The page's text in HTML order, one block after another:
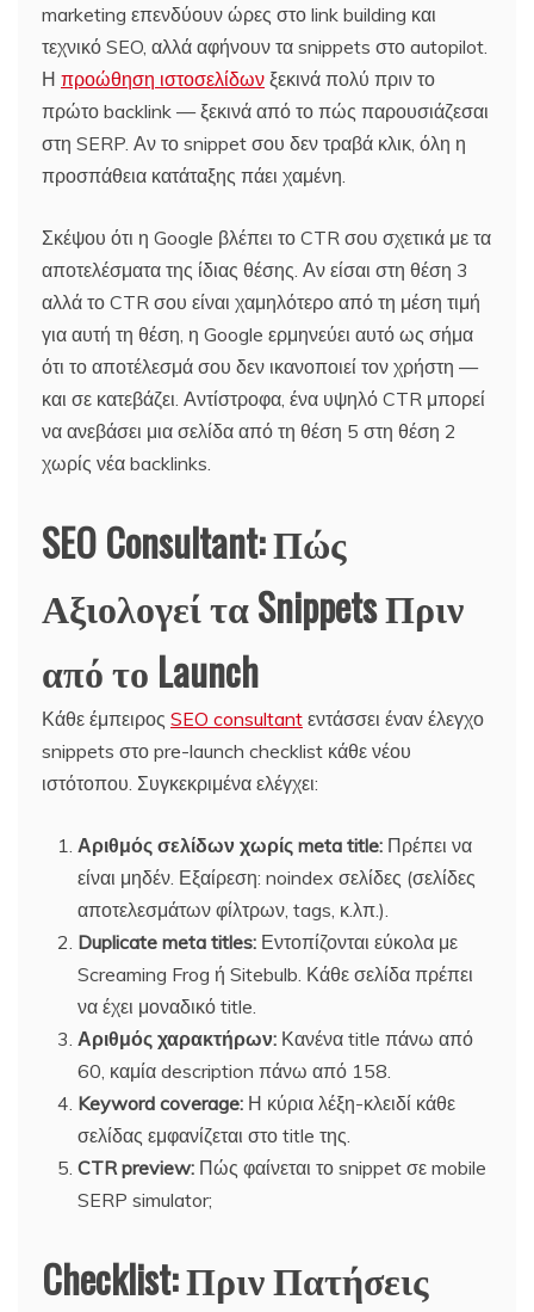
marketing επενδύουν ώρες στο link building και
τεχνικό SEO, αλλά αφήνουν τα snippets στο autopilot.
Η προώθηση ιστοσελίδων ξεκινά πολύ πριν το
πρώτο backlink — ξεκινά από το πώς παρουσιάζεσαι
στη SERP. Αν το snippet σου δεν τραβά κλικ, όλη η
προσπάθεια κατάταξης πάει χαμένη.
Σκέψου ότι η Google βλέπει το CTR σου σχετικά με τα
αποτελέσματα της ίδιας θέσης. Αν είσαι στη θέση 3
αλλά το CTR σου είναι χαμηλότερο από τη μέση τιμή
για αυτή τη θέση, η Google ερμηνεύει αυτό ως σήμα
ότι το αποτέλεσμά σου δεν ικανοποιεί τον χρήστη —
και σε κατεβάζει. Αντίστροφα, ένα υψηλό CTR μπορεί
να ανεβάσει μια σελίδα από τη θέση 5 στη θέση 2
χωρίς νέα backlinks.
SEO Consultant: Πώς
Αξιολογεί τα Snippets Πριν
από το Launch
Κάθε έμπειρος SEO consultant εντάσσει έναν έλεγχο
snippets στο pre-launch checklist κάθε νέου
ιστότοπου. Συγκεκριμένα ελέγχει:
Αριθμός σελίδων χωρίς meta title: Πρέπει να
είναι μηδέν. Εξαίρεση: noindex σελίδες (σελίδες
αποτελεσμάτων φίλτρων, tags, κ.λπ.).
Duplicate meta titles: Εντοπίζονται εύκολα με
Screaming Frog ή Sitebulb. Κάθε σελίδα πρέπει
να έχει μοναδικό title.
Αριθμός χαρακτήρων: Κανένα title πάνω από
60, καμία description πάνω από 158.
Keyword coverage: Η κύρια λέξη-κλειδί κάθε
σελίδας εμφανίζεται στο title της.
CTR preview: Πώς φαίνεται το snippet σε mobile
SERP simulator;
Checklist: Πριν Πατήσεις